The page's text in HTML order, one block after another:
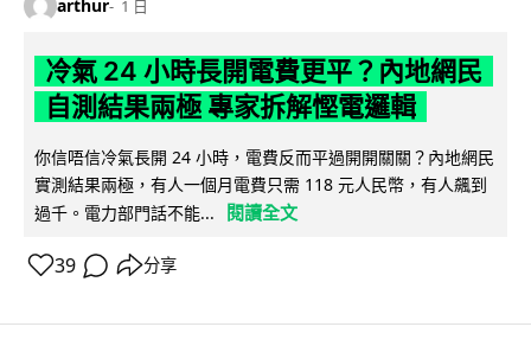
arthur 1 日
冷氣 24 小時長開電費更平？內地網民
自測結果兩極 專家拆解慳電邏輯
你信唔信冷氣長開 24 小時，電費反而平過開開關關？內地網民
實測結果兩極，有人一個月電費只需 118 元人民幣，有人飆到
過千。電力部門話不能...
閱讀全文
39 分享